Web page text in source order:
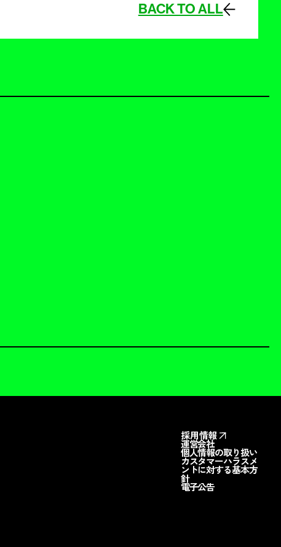
BACK TO ALL
採用情報
運営会社
個人情報の取り扱い
カスタマーハラスメ
ントに対する基本方
針
電子公告